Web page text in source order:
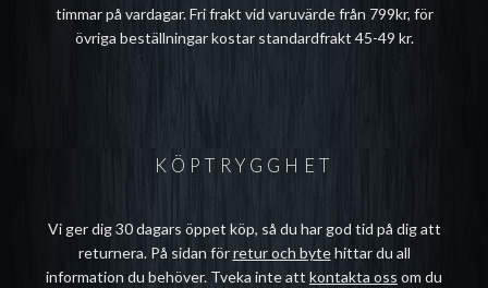
timmar på vardagar. Fri frakt vid varuvärde från 799kr, för
övriga beställningar kostar standardfrakt 45-49 kr.
KÖPTRYGGHET
Vi ger dig 30 dagars öppet köp, så du har god tid på dig att
returnera. På sidan förretur och bytehittar du all
information du behöver. Tveka inte att kontakta oss om du